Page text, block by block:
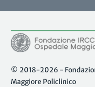
© 2018-2026 -
Maggiore Policlinico